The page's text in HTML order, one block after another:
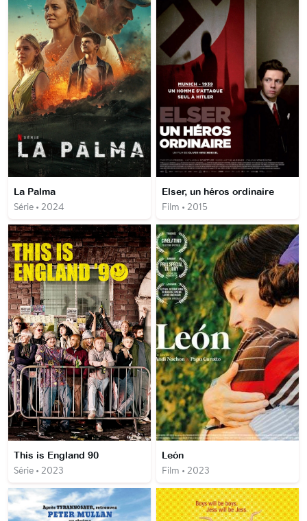
La Palma
Série • 2024
Elser, un héros ordinaire
Film • 2015
This is England 90
Série • 2023
León
Film • 2023